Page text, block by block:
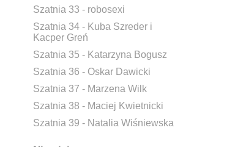
Szatnia 33 - robosexi
Szatnia 34 - Kuba Szreder i
Kacper Greń
Szatnia 35 - Katarzyna Bogusz
Szatnia 36 - Oskar Dawicki
Szatnia 37 - Marzena Wilk
Szatnia 38 - Maciej Kwietnicki
Szatnia 39 - Natalia Wiśniewska